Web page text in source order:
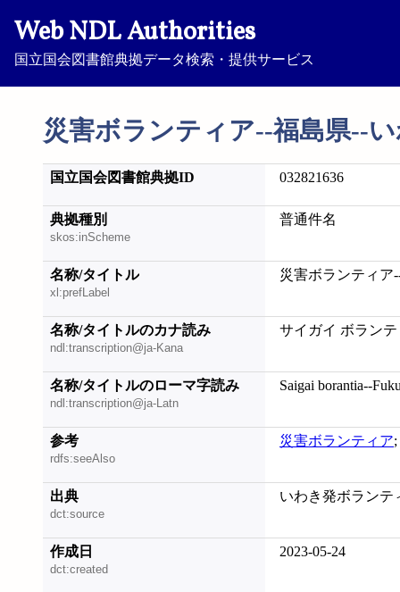
Web NDL Authorities
国立国会図書館典拠データ検索・提供サービス
災害ボランティア--福島県--
国立国会図書館典拠ID 032821636
典拠種別
skos:inScheme
普通件名
名称/タイトル
xl:prefLabel
災害ボランティア
名称/タイトルのカナ読み
ndl:transcription@ja-Kana
サイガイ ボラン
名称/タイトルのローマ字読み
ndl:transcription@ja-Latn
Saigai borantia--
参考
rdfs:seeAlso
災害ボランティア;
出典
dct:source
いわき発ボランテ
作成日
dct:created
2023-05-24